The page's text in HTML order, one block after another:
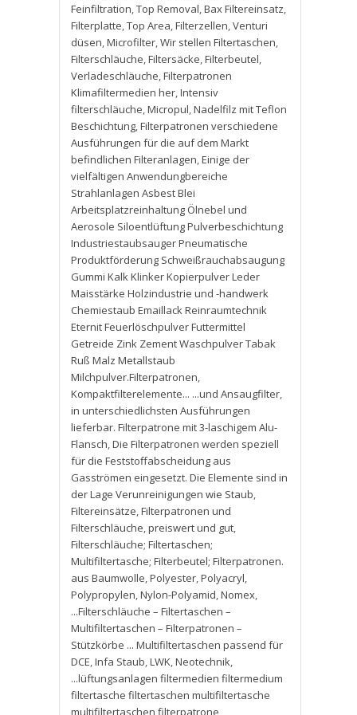
Feinfiltration,Top Removal,Bax Filtereinsatz,
Filterplatte,Top Area,Filterzellen,Venturi
düsen,Microfilter,Wir stellen Filtertaschen,
Filterschläuche,Filtersäcke,Filterbeutel,
Verladeschläuche,Filterpatronen
Klimafiltermedien her,Intensiv
filterschläuche,Micropul,Nadelfilz mit Teflon
Beschichtung,Filterpatronen verschiedene
Ausführungen für die auf dem Markt
befindlichen Filteranlagen,Einige der
vielfältigen Anwendungbereiche
Strahlanlagen Asbest Blei
Arbeitsplatzreinhaltung Ölnebel und
Aerosole Siloentlüftung Pulverbeschichtung
Industriestaubsauger Pneumatische
Produktförderung Schweißrauchabsaugung
Gummi Kalk Klinker Kopierpulver Leder
Maisstärke Holzindustrie und -handwerk
Chemiestaub Emaillack Reinraumtechnik
Eternit Feuerlöschpulver Futtermittel
Getreide Zink Zement Waschpulver Tabak
Ruß Malz Metallstaub
Milchpulver.Filterpatronen,
Kompaktfilterelemente... ...und Ansaugfilter,
in unterschiedlichsten Ausführungen
lieferbar. Filterpatrone mit 3-laschigem Alu-
Flansch,Die Filterpatronen werden speziell
für die Feststoffabscheidung aus
Gasströmen eingesetzt. Die Elemente sind in
der Lage Verunreinigungen wie Staub,
Filtereinsätze,Filterpatronen und
Filterschläuche,preiswert und gut,
Filterschläuche; Filtertaschen;
Multifiltertasche; Filterbeutel; Filterpatronen.
aus Baumwolle,Polyester,Polyacryl,
Polypropylen,Nylon-Polyamid,Nomex,
...Filterschläuche – Filtertaschen –
Multifiltertaschen – Filterpatronen –
Stützkörbe ... Multifiltertaschen passend für
DCE,Infa Staub,LWK,Neotechnik,
...lüftungsanlagen filtermedien filtermedium
filtertasche filtertaschen multifiltertasche
multifiltertaschen filterpatrone